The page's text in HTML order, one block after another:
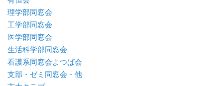
理学部同窓会
工学部同窓会
医学部同窓会
生活科学部同窓会
看護系同窓会よつば会
支部・ゼミ同窓会・他